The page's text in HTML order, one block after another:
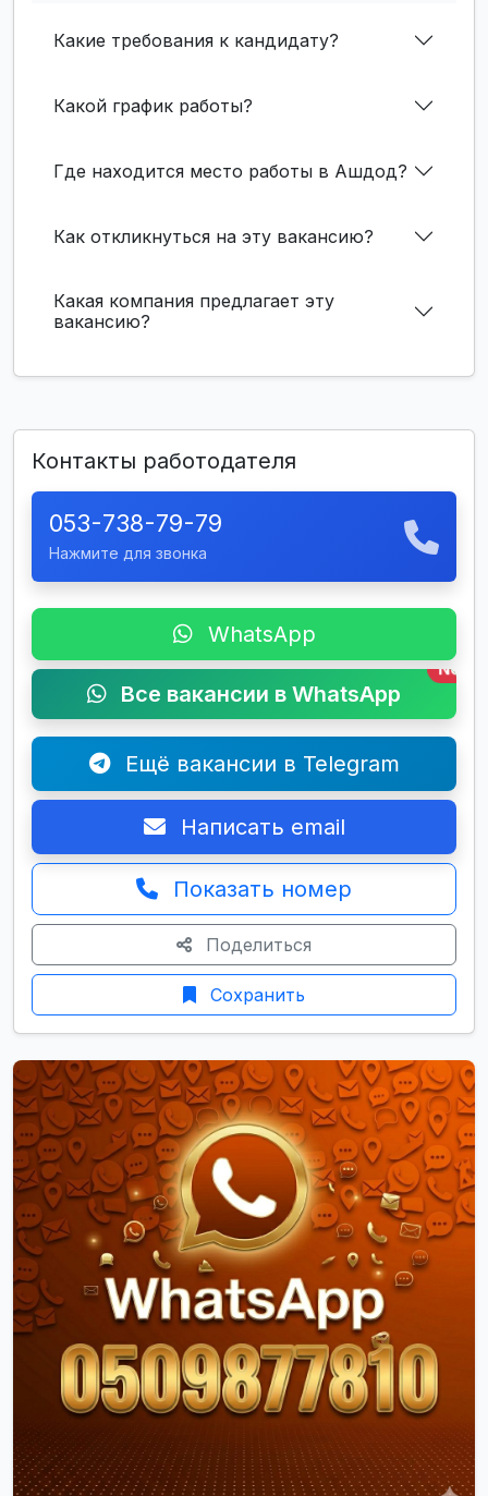
Какие требования к кандидату?
Какой график работы?
Где находится место работы в Ашдод?
Как откликнуться на эту вакансию?
Какая компания предлагает эту
вакансию?
Контакты работодателя
053-738-79-79
Нажмите для звонка
WhatsApp
Все вакансии в WhatsApp
New
Ещё вакансии в Telegram
Написать email
Показать номер
Поделиться
Сохранить